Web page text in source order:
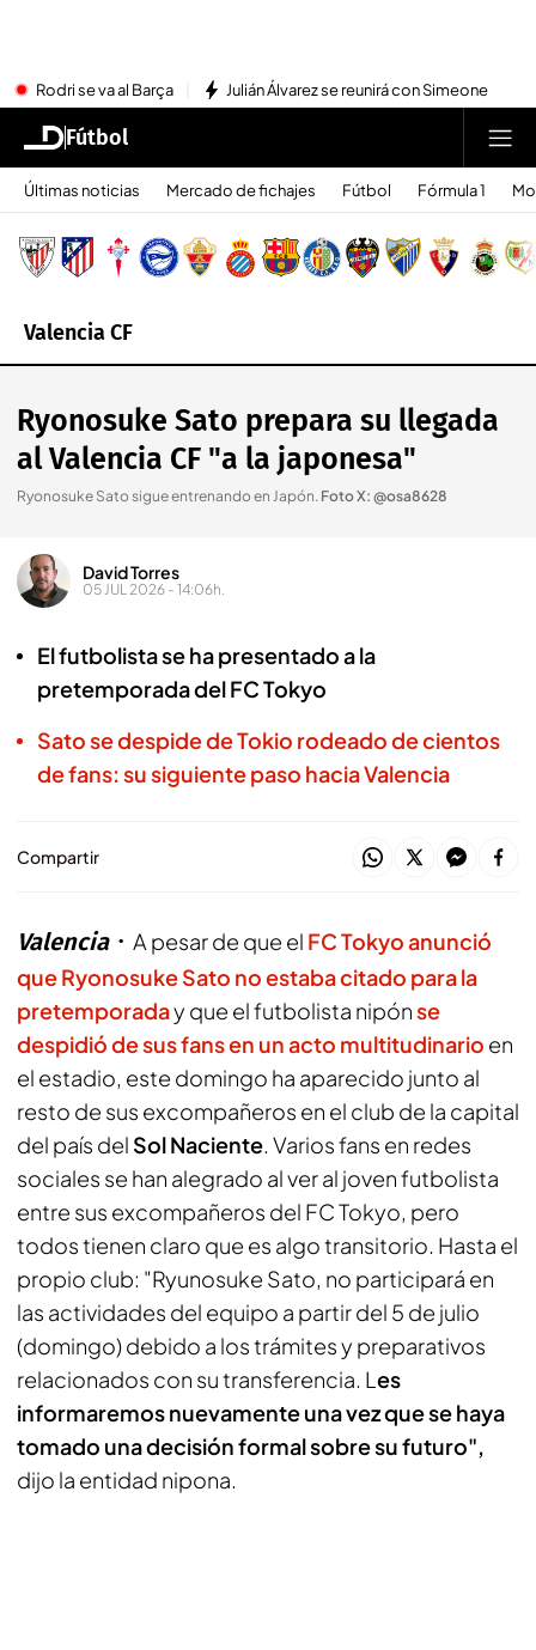
Rodri se va al Barça Julián Álvarez se reunirá con Simeone
Fútbol
Últimas noticias Mercado de fichajes Fútbol Fórmula 1
Valencia CF
Ryonosuke Sato prepara su llegada
al Valencia CF "a la japonesa"
Ryonosuke Sato sigue entrenando en Japón. Foto X: @osa8628
David Torres
05 JUL 2026 - 14:06h.
El futbolista se ha presentado a la
pretemporada del FC Tokyo
Sato se despide de Tokio rodeado de cientos
de fans: su siguiente paso hacia Valencia
Compartir
Valencia A pesar de que el FC Tokyo anunció
que Ryonosuke Sato no estaba citado para la
pretemporaday que el futbolista nipónse
despidió de sus fans en un acto multitudinario en
el estadio, este domingo ha aparecido junto al
resto de sus excompañeros en el club de la capital
del país del Sol Naciente. Varios fans en redes
sociales se han alegrado al ver al joven futbolista
entre sus excompañeros del FC Tokyo, pero
todos tienen claro que es algo transitorio. Hasta el
propio club: "Ryunosuke Sato, no participará en
las actividades del equipo a partir del 5 de julio
(domingo) debido a los trámites y preparativos
relacionados con su transferencia. L es
informaremos nuevamente una vez que se haya
tomado una decisión formal sobre su futuro",
dijo la entidad nipona.